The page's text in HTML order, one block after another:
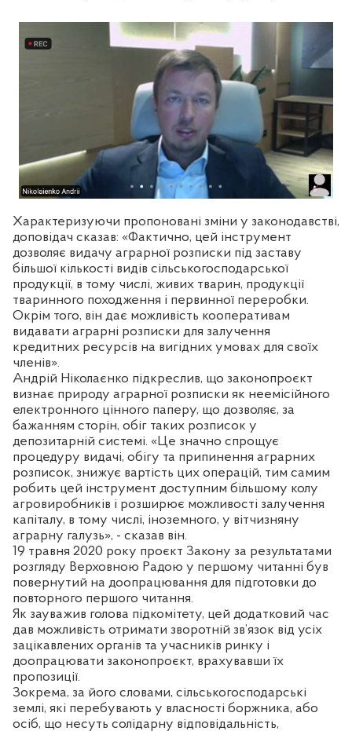
Характеризуючи пропоновані зміни у законодавстві,
доповідач сказав: «Фактично, цей інструмент
дозволяє видачу аграрної розписки під заставу
більшої кількості видів сільськогосподарської
продукції, в тому числі, живих тварин, продукції
тваринного походження і первинної переробки.
Окрім того, він дає можливість кооперативам
видавати аграрні розписки для залучення
кредитних ресурсів на вигідних умовах для своїх
членів».
Андрій Ніколаєнко підкреслив, що законопроєкт
визнає природу аграрної розписки як неемісійного
електронного цінного паперу, що дозволяє, за
бажанням сторін, обіг таких розписок у
депозитарній системі. «Це значно спрощує
процедуру видачі, обігу та припинення аграрних
розписок, знижує вартість цих операцій, тим самим
робить цей інструмент доступним більшому колу
агровиробників і розширює можливості залучення
капіталу, в тому числі, іноземного, у вітчизняну
аграрну галузь», - сказав він.
19 травня 2020 року проєкт Закону за результатами
розгляду Верховною Радою у першому читанні був
повернутий на доопрацювання для підготовки до
повторного першого читання.
Як зауважив голова підкомітету, цей додатковий час
дав можливість отримати зворотній зв’язок від усіх
зацікавлених органів та учасників ринку і
доопрацювати законопроєкт, врахувавши їх
пропозиції.
Зокрема, за його словами, сільськогосподарські
землі, які перебувають у власності боржника, або
осіб, що несуть солідарну відповідальність,